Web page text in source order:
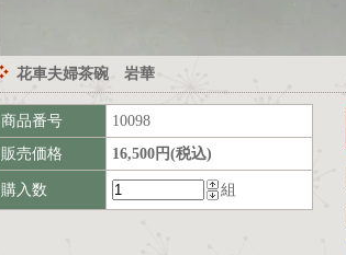
花車夫婦茶碗 岩華
商品番号
10098
販売価格
16,500円(税込)
購入数 組